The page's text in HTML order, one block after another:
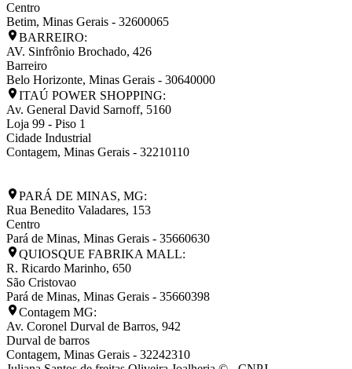
Centro
Betim, Minas Gerais - 32600065
BARREIRO:
AV. Sinfrônio Brochado, 426
Barreiro
Belo Horizonte, Minas Gerais - 30640000
ITAÚ POWER SHOPPING:
Av. General David Sarnoff, 5160
Loja 99 - Piso 1
Cidade Industrial
Contagem, Minas Gerais - 32210110
PARÁ DE MINAS, MG:
Rua Benedito Valadares, 153
Centro
Pará de Minas, Minas Gerais - 35660630
QUIOSQUE FABRIKA MALL:
R. Ricardo Marinho, 650
São Cristovao
Pará de Minas, Minas Gerais - 35660398
Contagem MG:
Av. Coronel Durval de Barros, 942
Durval de barros
Contagem, Minas Gerais - 32242310